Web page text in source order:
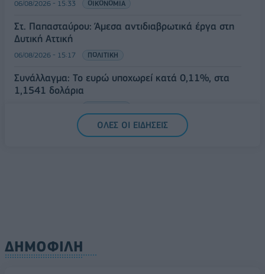
06/08/2026 - 15:33 ΟΙΚΟΝΟΜΙΑ
Στ. Παπασταύρου: Άμεσα αντιδιαβρωτικά έργα στη
Δυτική Αττική
06/08/2026 - 15:17 ΠΟΛΙΤΙΚΗ
Συνάλλαγμα: Το ευρώ υποχωρεί κατά 0,11%, στα
1,1541 δολάρια
ΟΛΕΣ ΟΙ ΕΙΔΗΣΕΙΣ
ΔΗΜΟΦΙΛΗ